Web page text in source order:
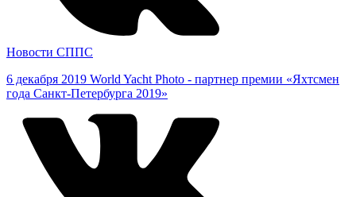
Новости СППС
6 декабря 2019 World Yacht Photo - партнер премии «Яхтсмен
года Санкт-Петербурга 2019»